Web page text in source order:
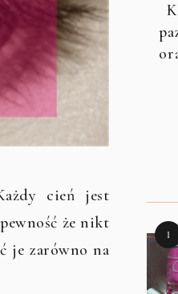
cień jest
że nikt
je zarówno na